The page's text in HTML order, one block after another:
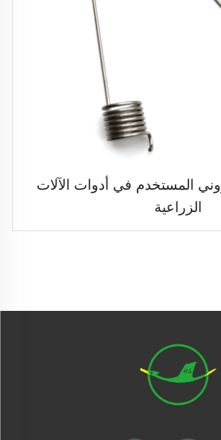
المستخدم في أدوات الآلات
الزراعية